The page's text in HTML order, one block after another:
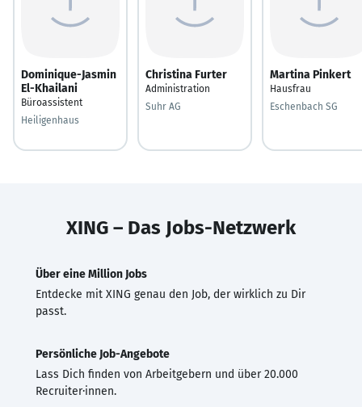
Dominique-Jasmin
El-Khailani
Büroassistent
Heiligenhaus
Christina Furter
Administration
Suhr AG
Martina Pinkert
Hausfrau
Eschenbach SG
XING – Das Jobs-Netzwerk
Über eine Million Jobs
Entdecke mit XING genau den Job, der wirklich zu Dir
passt.
Persönliche Job-Angebote
Lass Dich finden von Arbeitgebern und über 20.000
Recruiter·innen.